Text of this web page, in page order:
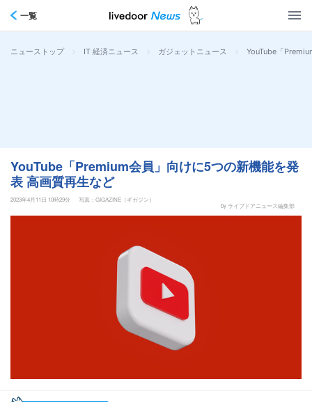
一覧
ニューストップ > IT 経済ニュース > ガジェットニュース > YouTube「
YouTube「Premium会員」向けに5つの新機能を発
表 高画質再生など
2023年4月11日 10時29分
写真：GIGAZINE（ギガジン）
by ライブドアニュース編集部